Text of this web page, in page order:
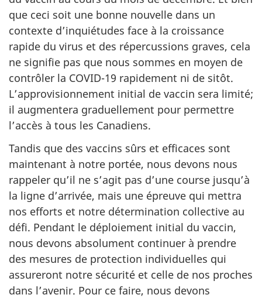
que ceci soit une bonne nouvelle dans un
contexte d’inquiétudes face à la croissance
rapide du virus et des répercussions graves, cela
ne signifie pas que nous sommes en moyen de
contrôler la COVID-19 rapidement ni de sitôt.
L’approvisionnement initial de vaccin sera limité;
il augmentera graduellement pour permettre
l’accès à tous les Canadiens.
Tandis que des vaccins sûrs et efficaces sont
maintenant à notre portée, nous devons nous
rappeler qu’il ne s’agit pas d’une course jusqu’à
la ligne d’arrivée, mais une épreuve qui mettra
nos efforts et notre détermination collective au
défi. Pendant le déploiement initial du vaccin,
nous devons absolument continuer à prendre
des mesures de protection individuelles qui
assureront notre sécurité et celle de nos proches
dans l’avenir. Pour ce faire, nous devons